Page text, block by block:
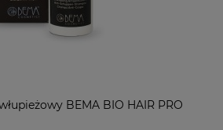
BEMA BIO HAIR PRO